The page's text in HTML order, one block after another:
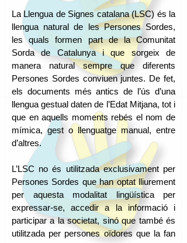
La Llengua de Signes catalana (LSC) és la
llengua natural de les Persones Sordes,
les quals formen part de la Comunitat
Sorda de Catalunya i que sorgeix de
manera natural sempre que diferents
Persones Sordes conviuen juntes. De fet,
els documents més antics de l’ús d’una
llengua gestual daten de l’Edat Mitjana, tot i
que en aquells moments rebés el nom de
mímica, gest o llenguatge manual, entre
d’altres.
L’LSC no és utilitzada exclusivament per
Persones Sordes que han optat lliurement
per aquesta modalitat lingüística per
expressar-se, accedir a la informació i
participar a la societat, sinó que també és
utilitzada per persones oïdores que la fan